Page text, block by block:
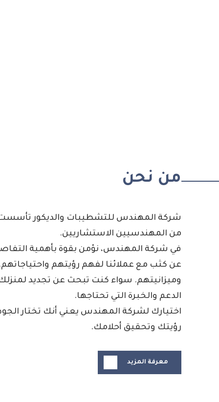
من نحن
شركة المهندس للتشطيبات والديكور
من المهندسيين الاستشاريين.
في شركة المهندس، نؤمن بقوة بأهمية
عن كثب مع عملائنا لفهم رؤيتهم
وميزانيتهم. سواء كنت تبحث عن تجديد
الدعم والخبرة التي تحتاجها.
اختيارك لشركة المهندس يعني أنك تختار
رؤيتك وتحقيق أحلامك.
معرفة المزيد